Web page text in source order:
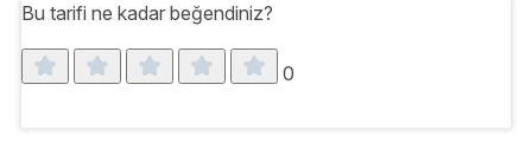
Bu tarifi ne kadar beğendiniz?
0